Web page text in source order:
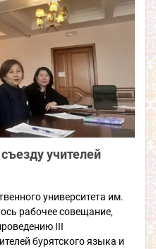
учителей
университета им.
рабочее совещание,
III
бурятского языка и